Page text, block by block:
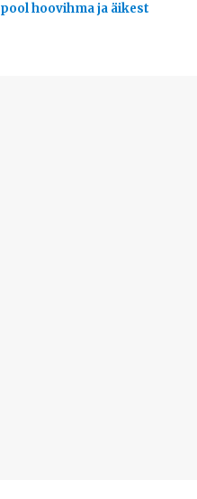
pool hoovihma ja äikest